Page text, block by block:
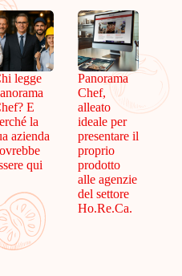
legge
E
la
azienda
qui
Panorama
Chef,
alleato
ideale per
presentare il
proprio
prodotto
alle agenzie
del settore
Ho.Re.Ca.